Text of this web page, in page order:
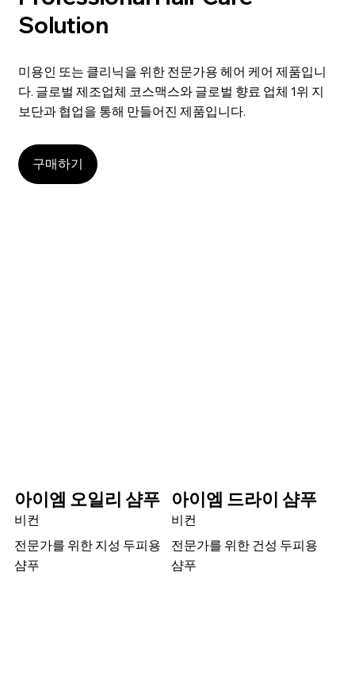
Solution
​미용인 또는 클리닉을 위한 전문가용 헤어 케어 제품입니
다. 글로벌 제조업체 코스맥스와 글로벌 향료 업체 1위 지
보단과 협업을 통해 만들어진 제품입니다.
구매하기
아이엠 오일리 샴푸
비컨
전문가를 위한 지성 두피용
샴푸
아이엠 드라이 샴푸
비컨
전문가를 위한 건성 두피용
샴푸